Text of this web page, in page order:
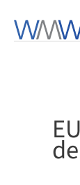
Inhalt